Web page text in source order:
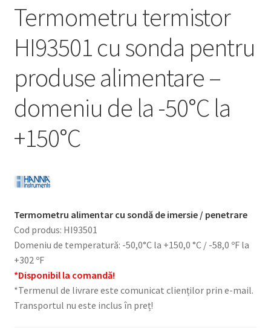
Termometru termistor
HI93501 cu sonda pentru
produse alimentare –
domeniu de la -50°C la
+150°C
Termometru alimentar cu sondă de imersie / penetrare
Cod produs: HI93501
Domeniu de temperatură: -50,0°C la +150,0 °C / -58,0 ºF la
+302 ºF
*Disponibil la comandă!
*Termenul de livrare este comunicat clienților prin e-mail.
Transportul nu este inclus în preț!